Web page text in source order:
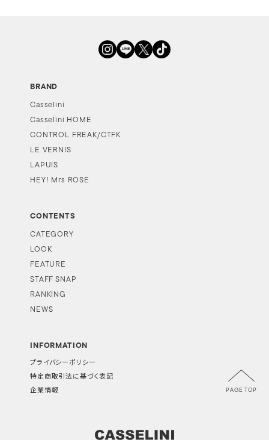
BRAND
Casselini
Casselini HOME
CONTROL FREAK/CTFK
LE VERNIS
LAPUIS
HEY! Mrs ROSE
CONTENTS
CATEGORY
LOOK
FEATURE
STAFF SNAP
RANKING
NEWS
INFORMATION
プライバシーポリシー
特定商取引法に基づく表記
企業情報 PAGE TOP